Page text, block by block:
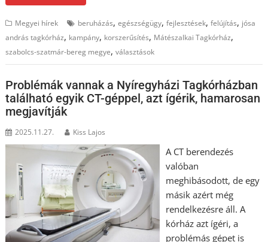
Megyei hírek beruházás,egészségügy,fejlesztések,felújítás, jósa
andrás tagkórház, kampány, korszerűsítés, Mátészalkai Tagkórház,
szabolcs-szatmár-bereg megye,választások
Problémák vannak a Nyíregyházi Tagkórházban
található egyik CT-géppel, azt ígérik, hamarosan
megjavítják
2025.11.27. Kiss Lajos
A CT berendezés
valóban
meghibásodott, de egy
másik azért még
rendelkezésre áll. A
kórház azt ígéri, a
problémás gépet is